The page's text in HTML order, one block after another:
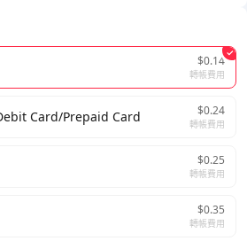
$0.14
轉帳費用
Card/Prepaid Card $0.24
轉帳費用
$0.25
轉帳費用
$0.35
轉帳費用